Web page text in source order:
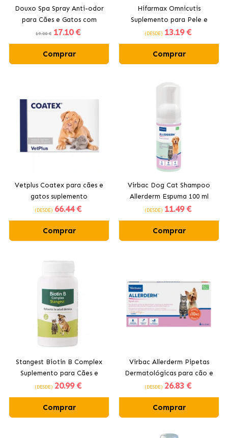
Douxo Spa Spray Anti-odor
para Cães e Gatos com
Fragrância Duradoura
19.00 € 17.10 €
Comprar
Hifarmax Omnicutis
Suplemento para Pele e
Pelagem Cães e Gatos em
(DESDE) 13.19 €
Comprar
Vetplus Coatex para cães e
gatos suplemento
dermatológico em cápsulas
(DESDE) 66.44 €
Comprar
Virbac Dog Cat Shampoo
Allerderm Espuma 100 ml
(DESDE) 11.49 €
Comprar
Stangest Biotin B Complex
Suplemento para Cães e
Gatos
(DESDE) 20.99 €
Comprar
Virbac Allerderm Pipetas
Dermatológicas para cão e
gato
(DESDE) 26.83 €
Comprar